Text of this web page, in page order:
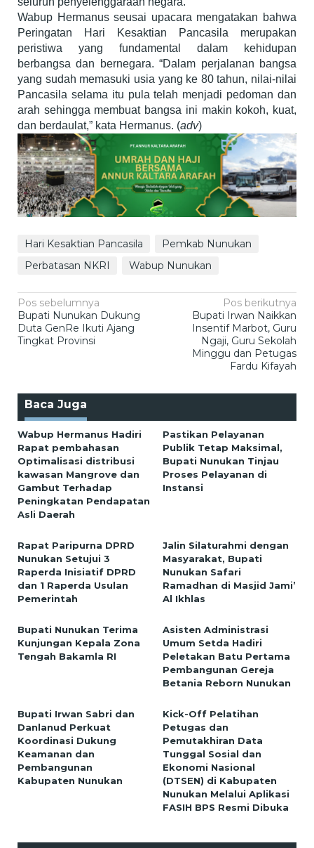
Wabup Hermanus seusai upacara mengatakan bahwa
Peringatan Hari Kesaktian Pancasila merupakan
peristiwa yang fundamental dalam kehidupan
berbangsa dan bernegara. “Dalam perjalanan bangsa
yang sudah memasuki usia yang ke 80 tahun, nilai-nilai
Pancasila selama itu pula telah menjadi pedoman dan
arah sehingga membuat bangsa ini makin kokoh, kuat,
dan berdaulat,” kata Hermanus. (adv)
Hari Kesaktian Pancasila
Pemkab Nunukan
Perbatasan NKRI
Wabup Nunukan
Navigasi
pos
Pos sebelumnya
Bupati Nunukan Dukung
Duta GenRe Ikuti Ajang
Tingkat Provinsi
Pos berikutnya
Bupati Irwan Naikkan
Insentif Marbot, Guru
Ngaji, Guru Sekolah
Minggu dan Petugas
Fardu Kifayah
Baca Juga
Wabup Hermanus Hadiri
Rapat pembahasan
Optimalisasi distribusi
kawasan Mangrove dan
Gambut Terhadap
Peningkatan Pendapatan
Asli Daerah
Pastikan Pelayanan
Publik Tetap Maksimal,
Bupati Nunukan Tinjau
Proses Pelayanan di
Instansi
Rapat Paripurna DPRD
Nunukan Setujui 3
Raperda Inisiatif DPRD
dan 1 Raperda Usulan
Pemerintah
Jalin Silaturahmi dengan
Masyarakat, Bupati
Nunukan Safari
Ramadhan di Masjid Jami’
Al Ikhlas
Bupati Nunukan Terima
Kunjungan Kepala Zona
Tengah Bakamla RI
Asisten Administrasi
Umum Setda Hadiri
Peletakan Batu Pertama
Pembangunan Gereja
Betania Reborn Nunukan
Bupati Irwan Sabri dan
Danlanud Perkuat
Koordinasi Dukung
Keamanan dan
Pembangunan
Kabupaten Nunukan
Kick-Off Pelatihan
Petugas dan
Pemutakhiran Data
Tunggal Sosial dan
Ekonomi Nasional
(DTSEN) di Kabupaten
Nunukan Melalui Aplikasi
FASIH BPS Resmi Dibuka